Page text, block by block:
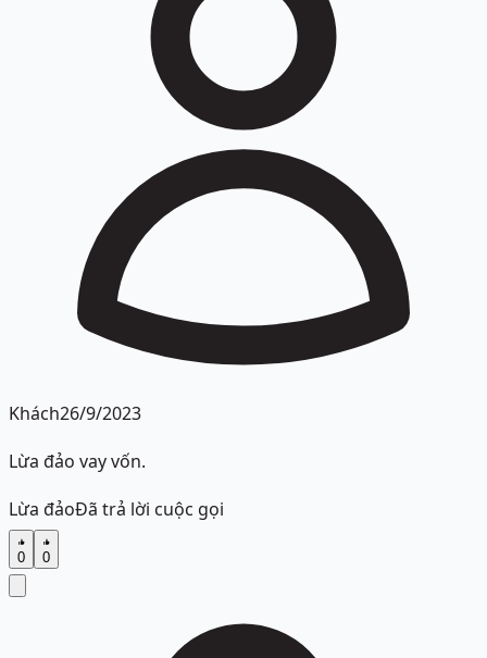
Khách26/9/2023
Lừa đảo vay vốn.
Lừa đảoĐã trả lời cuộc gọi
0 0